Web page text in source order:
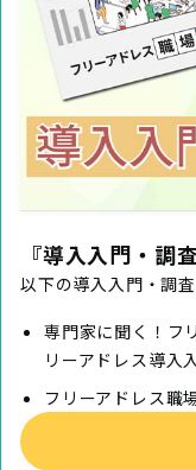
『導入入門・調
以下の導入入門・調
専門家に聞く！フ
リーアドレス導入
フリーアドレス職